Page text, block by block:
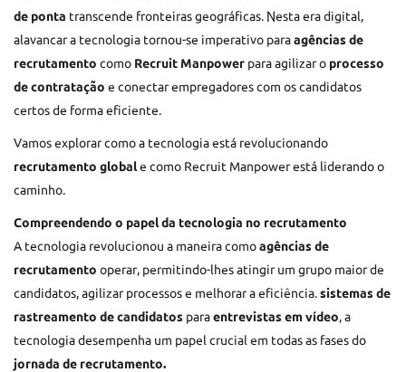
de ponta transcende fronteiras geográficas. Nesta era digital,
alavancar a tecnologia tornou-se imperativo paraagências de
recrutamento como Recruit Manpower para agilizar o processo
de contratação e conectar empregadores com os candidatos
certos de forma eficiente.
Vamos explorar como a tecnologia está revolucionando
recrutamento globale como Recruit Manpowerestá liderando o
caminho.
Compreendendo o papel da tecnologia no recrutamento
A tecnologia revolucionou a maneira comoagências de
recrutamento operar, permitindo-lhes atingir um grupo maior de
candidatos, agilizar processos e melhorar a eficiência.sistemas de
rastreamento de candidatos paraentrevistas em vídeo, a
tecnologia desempenha um papel crucial em todas as fases do
jornada de recrutamento.